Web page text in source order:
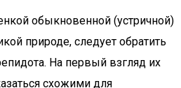
обыкновенной (устричной)
природе, следует обратить
На первый взгляд их
схожими для